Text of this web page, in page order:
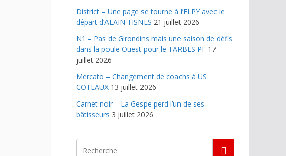
District – Une page se tourne à l’ELPY avec le
départ d’ALAIN TISNES 21 juillet 2026
N1 – Pas de Girondins mais une saison de défis
dans la poule Ouest pour le TARBES PF 17
juillet 2026
Mercato – Changement de coachs à US
COTEAUX 13 juillet 2026
Carnet noir – La Gespe perd l’un de ses
bâtisseurs 3 juillet 2026